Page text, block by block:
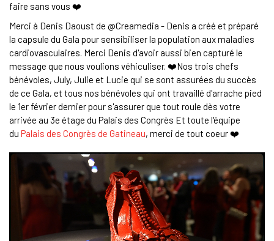
faire sans vous ❤️
Merci à Denis Daoust de @Creamedia - Denis a créé et préparé
la capsule du Gala pour sensibiliser la population aux maladies
cardiovasculaires. Merci Denis d'avoir aussi bien capturé le
message que nous voulions véhiculiser. ❤️Nos trois chefs
bénévoles, July, Julie et Lucie qui se sont assurées du succès
de ce Gala, et tous nos bénévoles qui ont travaillé d'arrache pied
le 1er février dernier pour s'assurer que tout roule dès votre
arrivée au 3e étage du Palais des Congrès Et toute l'équipe
du Palais des Congrès de Gatineau, merci de tout coeur ❤️